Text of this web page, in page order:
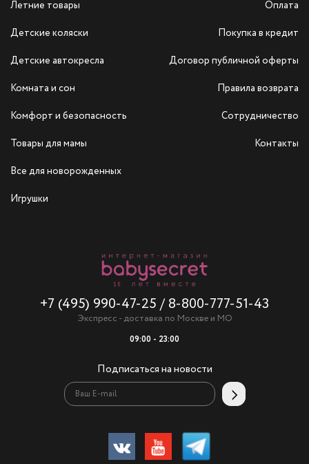
Летние товары
Детские коляски
Детские автокресла
Комната и сон
Комфорт и безопасность
Товары для мамы
Все для новорожденных
Игрушки
+7 (495) 990-47-25 / 8-800-777-51-43
Экспресс - доставка по Москве и МО
09:00 - 23:00
Подписаться на новости
Оплата
Покупка в кредит
Договор публичной оферты
Правила возврата
Сотрудничество
Контакты